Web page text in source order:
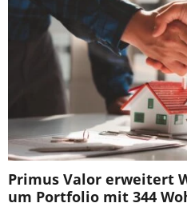
Primus Valor erweitert
um Portfolio mit 344